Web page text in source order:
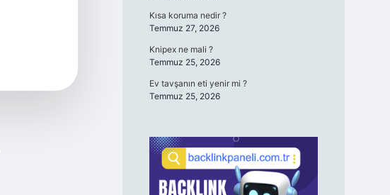
Kısa koruma nedir ?
Temmuz 27, 2026
Knipex ne mali ?
Temmuz 25, 2026
Ev tavşanın eti yenir mi ?
Temmuz 25, 2026